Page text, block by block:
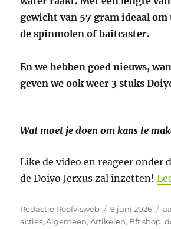
gewicht van 57 gram ideaal om
de spinmolen of baitcaster.
En we hebben goed nieuws,
geven we ook weer 3 stuks
Wat moet je doen om kans te
Like de video en reageer onder
de Doiyo Jerxus zal inzetten!
Auteur
Redactie Roofvisweb
Geplaatst
op
9 juni 2026
acties,Algemeen,Artikelen, Bft shop,